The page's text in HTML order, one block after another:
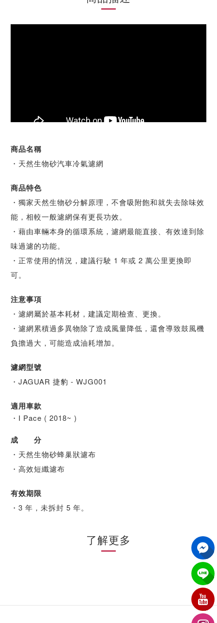
商品名稱
・天然生物砂汽車冷氣濾網
商品特色
・獨家天然生物砂分解原理，不會吸附飽和就失去除味效
能，相較一般濾網保有更長功效。
・藉由車輛本身的循環系統，濾網最能直接、有效達到除
味過濾的功能。
・正常使用的情況，建議行駛 1 年或 2 萬公里更換即
可。
注意事項
・濾網屬於基本耗材，建議定期檢查、更換。
・濾網累積過多異物除了造成風量降低，還會導致鼓風機
負擔過大，可能造成油耗增加。
濾網型號
・JAGUAR 捷豹 - WJG001
適用車款
・I Pace ( 2018~ )
成 分
・天然生物砂蜂巢狀濾布
・高效短纖濾布
有效期限
・3 年，未拆封 5 年。
了解更多